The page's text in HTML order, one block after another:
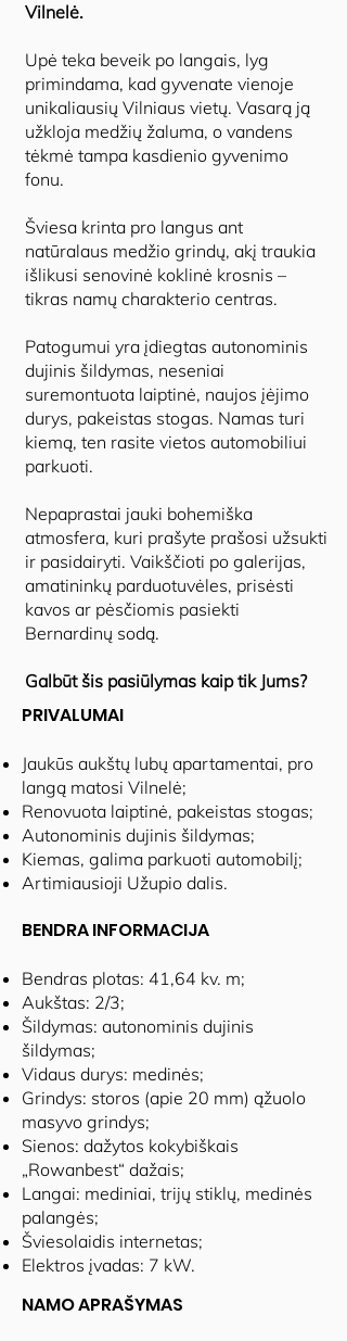
Vilnelė.
Upė teka beveik po langais, lyg
primindama, kad gyvenate vienoje
unikaliausių Vilniaus vietų. Vasarą ją
užkloja medžių žaluma, o vandens
tėkmė tampa kasdienio gyvenimo
fonu.
Šviesa krinta pro langus ant
natūralaus medžio grindų, akį traukia
išlikusi senovinė koklinė krosnis –
tikras namų charakterio centras.
Patogumui yra įdiegtas autonominis
dujinis šildymas, neseniai
suremontuota laiptinė, naujos įėjimo
durys, pakeistas stogas. Namas turi
kiemą, ten rasite vietos automobiliui
parkuoti.
Nepaprastai jauki bohemiška
atmosfera, kuri prašyte prašosi užsukti
ir pasidairyti. Vaikščioti po galerijas,
amatininkų parduotuvėles, prisėsti
kavos ar pėsčiomis pasiekti
Bernardinų sodą.
Galbūt šis pasiūlymas kaip tik Jums?
PRIVALUMAI
Jaukūs aukštų lubų apartamentai, pro
langą matosi Vilnelė;
Renovuota laiptinė, pakeistas stogas;
Autonominis dujinis šildymas;
Kiemas, galima parkuoti automobilį;
Artimiausioji Užupio dalis.
BENDRA INFORMACIJA
Bendras plotas: 41,64 kv. m;
Aukštas: 2/3;
Šildymas: autonominis dujinis
šildymas;
Vidaus durys: medinės;
Grindys: storos (apie 20 mm) ąžuolo
masyvo grindys;
Sienos: dažytos kokybiškais
„Rowanbest“ dažais;
Langai: mediniai, trijų stiklų, medinės
palangės;
Šviesolaidis internetas;
Elektros įvadas: 7 kW.
NAMO APRAŠYMAS